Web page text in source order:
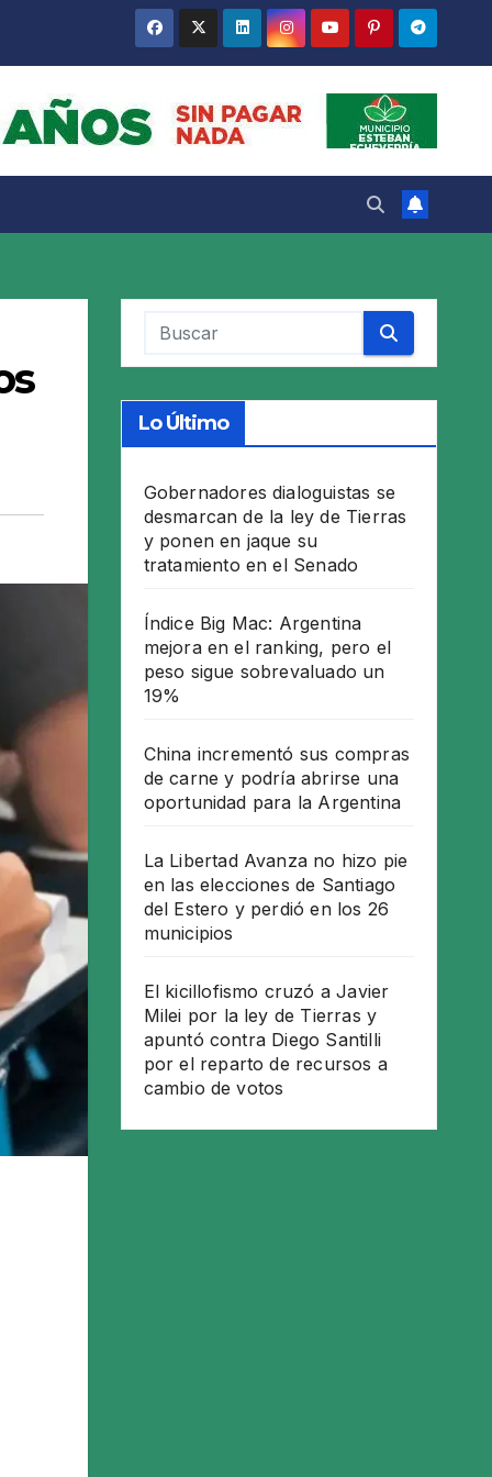
Lo Último
Gobernadores dialoguistas se
desmarcan de la ley de Tierras
y ponen en jaque su
tratamiento en el Senado
Índice Big Mac: Argentina
mejora en el ranking, pero el
peso sigue sobrevaluado un
19%
China incrementó sus compras
de carne y podría abrirse una
oportunidad para la Argentina
La Libertad Avanza no hizo pie
en las elecciones de Santiago
del Estero y perdió en los 26
municipios
El kicillofismo cruzó a Javier
Milei por la ley de Tierras y
apuntó contra Diego Santilli
por el reparto de recursos a
cambio de votos